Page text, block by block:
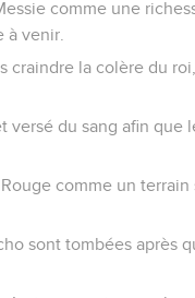
comme une
à venir.
craindre la colère du
versé du sang afin
comme un
sont tombées après